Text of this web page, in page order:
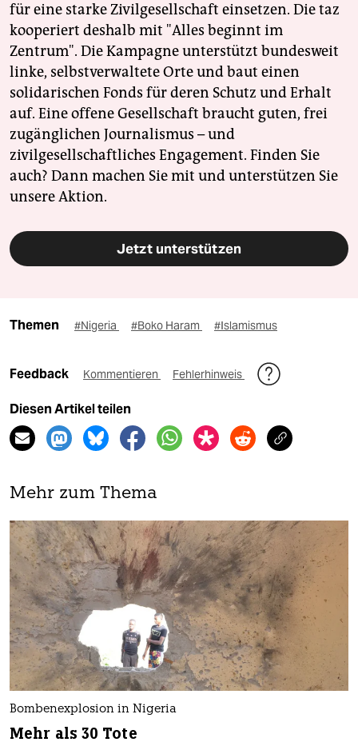
für eine starke Zivilgesellschaft einsetzen. Die taz
kooperiert deshalb mit "Alles beginnt im
Zentrum". Die Kampagne unterstützt bundesweit
linke, selbstverwaltete Orte und baut einen
solidarischen Fonds für deren Schutz und Erhalt
auf. Eine offene Gesellschaft braucht guten, frei
zugänglichen Journalismus – und
zivilgesellschaftliches Engagement. Finden Sie
auch? Dann machen Sie mit und unterstützen Sie
unsere Aktion.
Jetzt unterstützen
Themen #Nigeria #Boko Haram #Islamismus
Feedback Kommentieren Fehlerhinweis
Diesen Artikel teilen
Mehr zum Thema
Bombenexplosion in Nigeria
Mehr als 30 Tote